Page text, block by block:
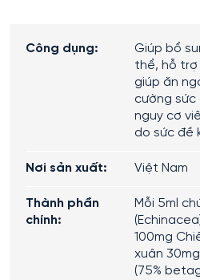
Công dụng:
Giúp bổ
thể, hỗ
giúp ăn
cường sức
nguy cơ
do sức đề
Nơi sản xuất: Việt Nam
Thành phần
chính:
Mỗi 5ml
100mg
xuân
(75%